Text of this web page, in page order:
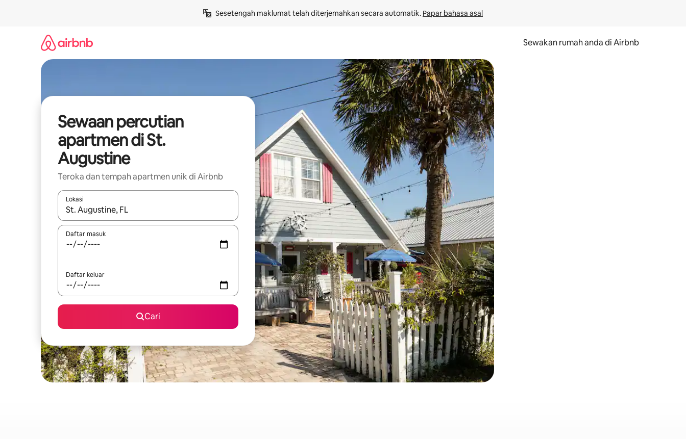
Sesetengah maklumat telah diterjemahkan secara automatik. Papar bahasa asal
Sewakan rumah anda di Airbnb
Sewaan percutian
apartmen di St.
Augustine
Teroka dan tempah apartmen unik di Airbnb
Lokasi
Apabila hasil tersedia, navigasi dengan kekunci anak panah atas dan bawah atau teroka dengan sentuhan atau gerak leret.
Daftar masuk
Daftar keluar
Cari